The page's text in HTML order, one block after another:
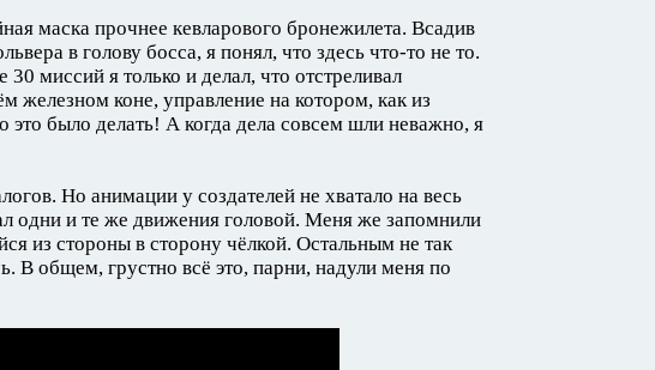
маска прочнее кевларового бронежилета. Всадив
в голову босса, я понял, что здесь что-то не то.
миссий я только и делал, что отстреливал
железном коне, управление на котором, как из
это было делать! А когда дела совсем шли неважно, я
Но анимации у создателей не хватало на весь
одни и те же движения головой. Меня же запомнили
из стороны в сторону чёлкой. Остальным не так
В общем, грустно всё это, парни, надули меня по